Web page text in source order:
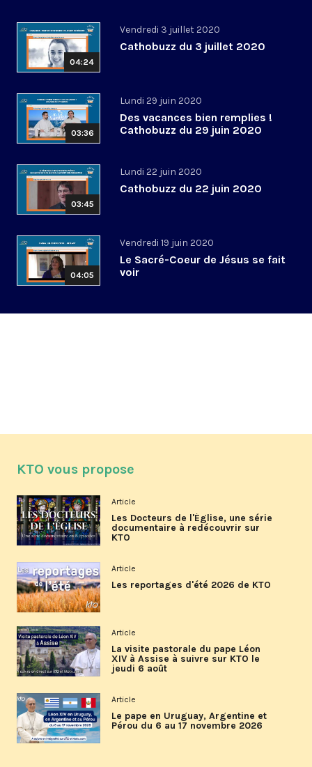
04:24
Vendredi 3 juillet 2020
Cathobuzz du 3 juillet 2020
03:36
Lundi 29 juin 2020
Des vacances bien remplies !
Cathobuzz du 29 juin 2020
03:45
Lundi 22 juin 2020
Cathobuzz du 22 juin 2020
04:05
Vendredi 19 juin 2020
Le Sacré-Coeur de Jésus se fait
voir
KTO vous propose
Article
Les Docteurs de l'Église, une série
documentaire à redécouvrir sur
KTO
Article
Les reportages d'été 2026 de KTO
Article
La visite pastorale du pape Léon
XIV à Assise à suivre sur KTO le
jeudi 6 août
Article
Le pape en Uruguay, Argentine et
Pérou du 6 au 17 novembre 2026